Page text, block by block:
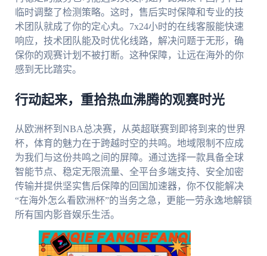
临时调整了检测策略。这时，售后实时保障和专业的技
术团队就成了你的定心丸。7x24小时的在线客服能快速
响应，技术团队能及时优化线路，解决问题于无形，确
保你的观赛计划不被打断。这种保障，让远在海外的你
感到无比踏实。
行动起来，重拾热血沸腾的观赛时光
从欧洲杯到NBA总决赛，从英超联赛到即将到来的世界
杯，体育的魅力在于跨越时空的共鸣。地域限制不应成
为我们与这份共鸣之间的屏障。通过选择一款具备全球
智能节点、稳定无限流量、全平台多端支持、安全加密
传输并提供坚实售后保障的回国加速器，你不仅能解决
“在海外怎么看欧洲杯”的当务之急，更能一劳永逸地解锁
所有国内影音娱乐生活。